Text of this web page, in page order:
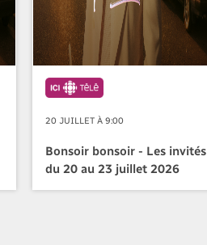
20 JUILLET À 9:00
Bonsoir bonsoir - Les invités
du 20 au 23 juillet 2026